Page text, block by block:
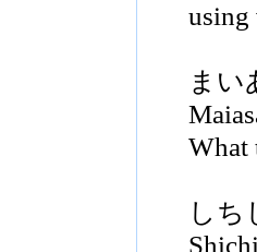
using
まい
What
しち